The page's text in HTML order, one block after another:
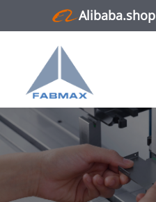
Alibaba.shop
Главная
Продукция
Новости
О нас
Контактная информация